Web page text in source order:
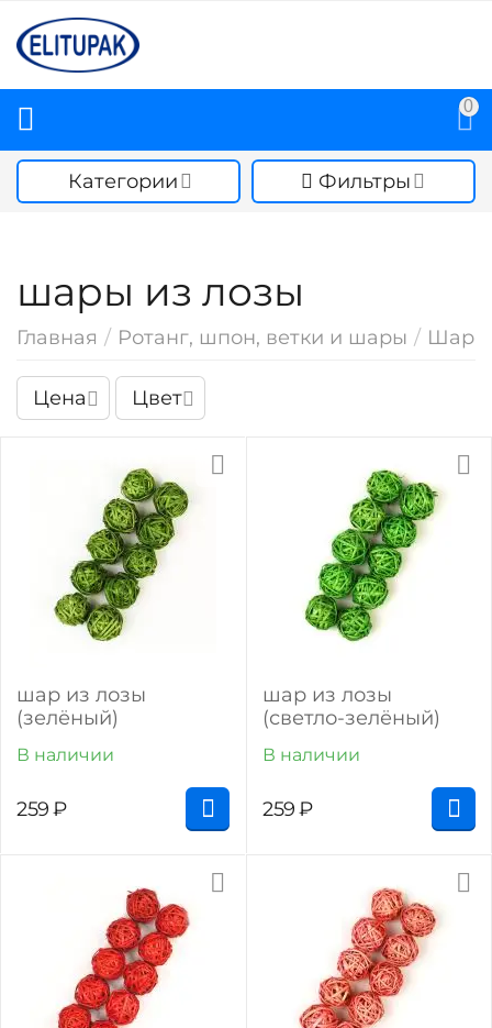
0
Категории Фильтры
шары из лозы
Главная / Ротанг, шпон, ветки и шары / Шары
Цена Цвет
шар из лозы
(зелёный)
В наличии
259₽
шар из лозы
(светло-зелёный)
В наличии
259₽